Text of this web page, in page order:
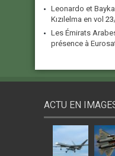
Leonardo et
Kızılelma en vol
Les Émirats
présence à
ACTU EN